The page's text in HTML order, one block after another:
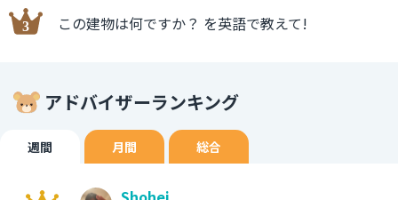
この建物は何ですか？ を英語で教えて!
アドバイザーランキング
週間 月間 総合